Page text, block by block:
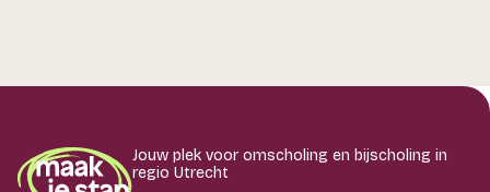
Jouw plek voor omscholing en bijscholing in
regio Utrecht